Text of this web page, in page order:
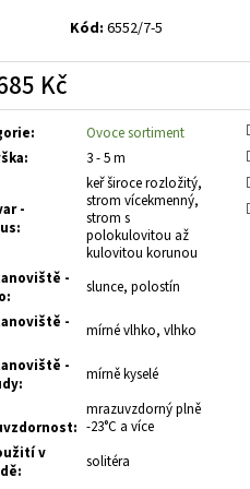
Kód: 6552/7-5
Kč
: Ovoce sortiment
: 3 - 5 m
-
:
keř široce rozložitý,
strom vícekmenný,
strom s
polokulovitou až
kulovitou korunou
-
: slunce, polostín
-
mírné vlhko, vlhko
-
: mírně kyselé
:
mrazuvzdorný plně
-23°C a více
v
: solitéra